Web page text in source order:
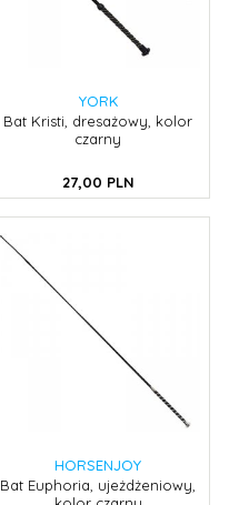
YORK
Bat Kristi, dresażowy, kolor
czarny
27,00 PLN
HORSENJOY
Bat Euphoria, ujeżdżeniowy,